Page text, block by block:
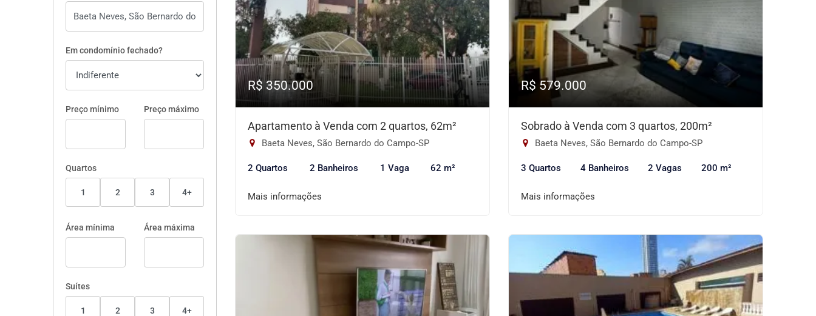
Em condomínio fechado?
Preço mínimo Preço máximo
Quartos
1 2 3 4+
Área mínima Área máxima
Suítes
1 2 3 4+
R$ 350.000
Apartamento à Venda com 2 quartos, 62m²
Baeta Neves, São Bernardo do Campo-SP
2 Quartos 2 Banheiros 1 Vaga 62 m²
Mais informações
R$ 579.000
Sobrado à Venda com 3 quartos, 200m²
Baeta Neves, São Bernardo do Campo-SP
3 Quartos 4 Banheiros 2 Vagas 200 m²
Mais informações